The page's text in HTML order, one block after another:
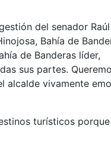
del senador
Bahía de
de Banderas líder,
sus partes.
alcalde vivamente
turísticos